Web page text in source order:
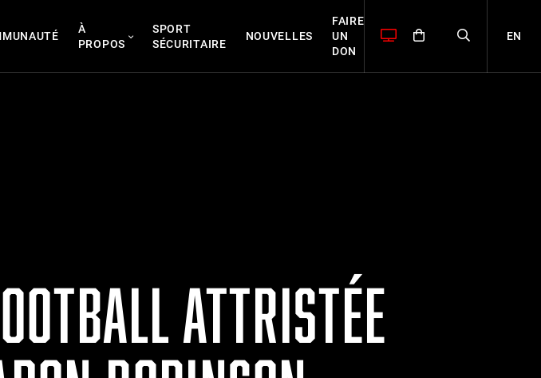
À
PROPOS
SPORT
SÉCURITAIRE
NOUVELLES
FAIRE
UN
DON
EN
ATTRISTÉE